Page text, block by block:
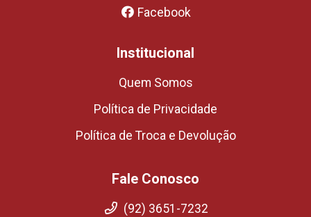
Facebook
Institucional
Quem Somos
Política de Privacidade
Política de Troca e Devolução
Fale Conosco
(92) 3651-7232